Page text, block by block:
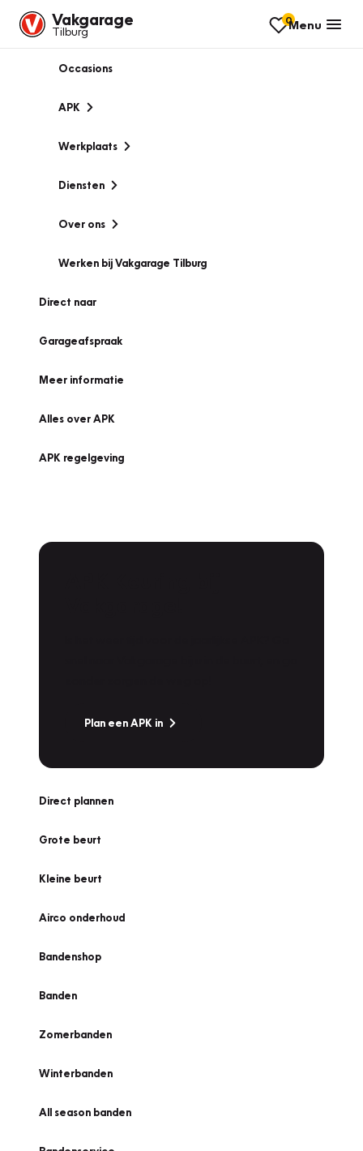
Vakgarage
Tilburg
0Menu
Occasions
APK
Werkplaats
Diensten
Over ons
Werken bij Vakgarage Tilburg
Direct naar
Garageafspraak
Meer informatie
Alles over APK
APK regelgeving
Plan een APK in
Direct plannen
Grote beurt
Kleine beurt
Airco onderhoud
Bandenshop
Banden
Zomerbanden
Winterbanden
All season banden